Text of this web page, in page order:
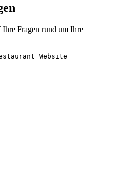
Fragen rund um Ihre
Website